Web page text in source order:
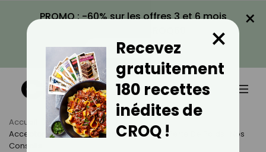
PROMO : -60% sur les offres 3 et 6 mois
VOIR LA PROMO
×
Accueil Actus
Sport
Accepter Son Nouveau Corps Après Une Perte De Poids : Nos
Conseils
Recevez
gratuitement
180 recettes
inédites de
CROQ !
×